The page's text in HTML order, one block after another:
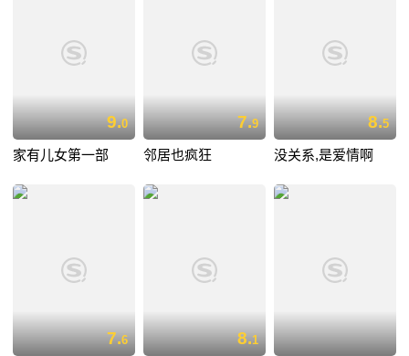
9.0
家有儿女第一部
7.9
邻居也疯狂
8.5
没关系,是爱情啊
7.6 8.1